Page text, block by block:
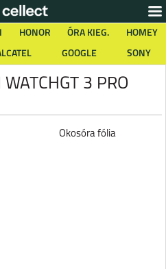
HONOR ÓRA KIEG.
HOMEY
GOOGLE SONY
3 PRO
Okosóra fólia